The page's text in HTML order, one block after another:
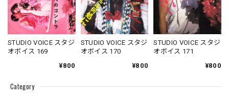
Category
STUDIO VOICE スタジ
オボイス 169
¥800
STUDIO VOICE スタジ
オボイス 170
¥800
STUDIO VOICE スタジ
オボイス 171
¥800